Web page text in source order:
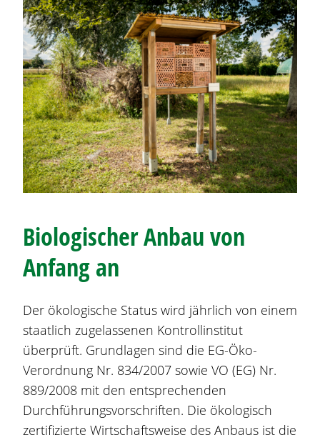
Biologischer Anbau von
Anfang an
Der ökologische Status wird jährlich von einem
staatlich zugelassenen Kontrollinstitut
überprüft. Grundlagen sind die EG-Öko-
Verordnung Nr. 834/2007 sowie VO (EG) Nr.
889/2008 mit den entsprechenden
Durchführungsvorschriften. Die ökologisch
zertifizierte Wirtschaftsweise des Anbaus ist die